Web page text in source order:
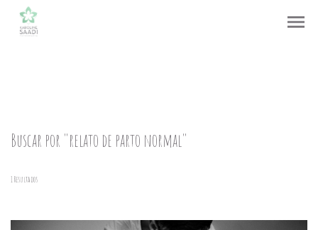
menu
Buscar por "relato de parto normal"
1Resultados